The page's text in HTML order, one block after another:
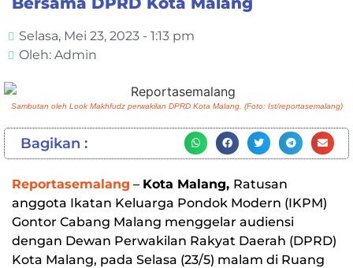
Selasa, Mei 23, 2023 - 1:13 pm
Oleh: Admin
Sambutan oleh Look Makhfudz perwakilan DPRD Kota Malang. (Foto: Ist/reportasemalang)
Bagikan :
Reportasemalang – Kota Malang, Ratusan
anggota Ikatan Keluarga Pondok Modern (IKPM)
Gontor Cabang Malang menggelar audiensi
dengan Dewan Perwakilan Rakyat Daerah (DPRD)
Kota Malang, pada Selasa (23/5) malam di Ruang